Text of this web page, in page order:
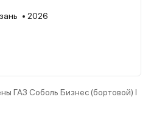
2026
ГАЗ Соболь Бизнес (бортовой) I